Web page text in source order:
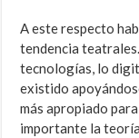
A este respecto
tendencia
tecnologías, lo
existido
más apropiado
importante la